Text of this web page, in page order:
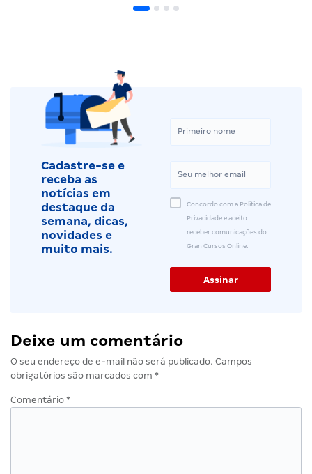
Cadastre-se e
receba as
notícias em
destaque da
semana, dicas,
novidades e
muito mais.
Concordo com a Política de
Privacidade e aceito
receber comunicações do
Gran Cursos Online.
Deixe um comentário
O seu endereço de e-mail não será publicado. Campos
obrigatórios são marcados com *
Comentário *